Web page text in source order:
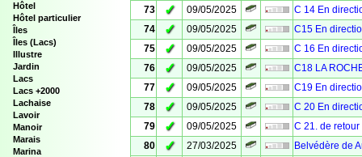
Hôtel
Hôtel particulier
Îles
Îles (Lacs)
Illustre
Jardin
Lacs
Lacs +2000
Lachaise
Lavoir
Manoir
Marais
Marina
73
✓ 09/05/2025
C 14 En
74
✓ 09/05/2025
C15 En
75
✓ 09/05/2025
C 16 En
76
✓ 09/05/2025
C18 LA
77
✓ 09/05/2025
C19 En
78
✓ 09/05/2025
C 20 En
79
✓ 09/05/2025
C 21. de
80
✓ 27/03/2025
Belvédère de